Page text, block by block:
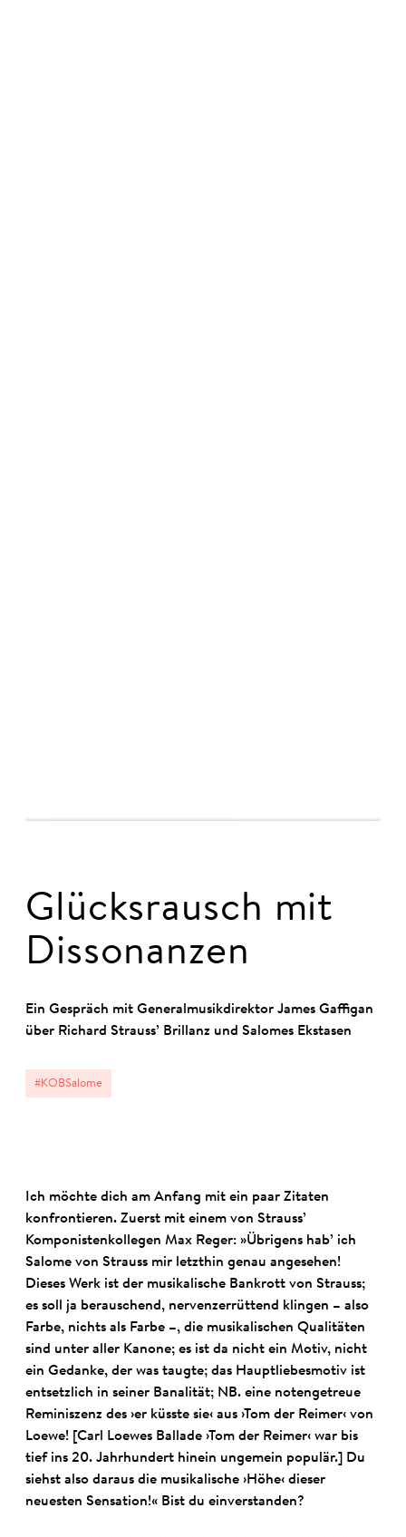
Glücksrausch mit
Dissonanzen
Ein Gespräch mit Generalmusikdirektor James Gaffigan
über Richard Strauss’ Brillanz und Salomes Ekstasen
#KOBSalome
Ich möchte dich am Anfang mit ein paar Zitaten
konfrontieren. Zuerst mit einem von Strauss’
Komponistenkollegen Max Reger: »Übrigens hab’ ich
Salome von Strauss mir letzthin genau angesehen!
Dieses Werk ist der musikalische Bankrott von Strauss;
es soll ja berauschend, nervenzerrüttend klingen – also
Farbe, nichts als Farbe –, die musikalischen Qualitäten
sind unter aller Kanone; es ist da nicht ein Motiv, nicht
ein Gedanke, der was taugte; das Hauptliebesmotiv ist
entsetzlich in seiner Banalität; NB. eine notengetreue
Reminiszenz des ›er küsste sie‹ aus ›Tom der Reimer‹ von
Loewe! [Carl Loewes Ballade ›Tom der Reimer‹ war bis
tief ins 20. Jahrhundert hinein ungemein populär.] Du
siehst also daraus die musikalische ›Höhe‹ dieser
neuesten Sensation!« Bist du einverstanden?